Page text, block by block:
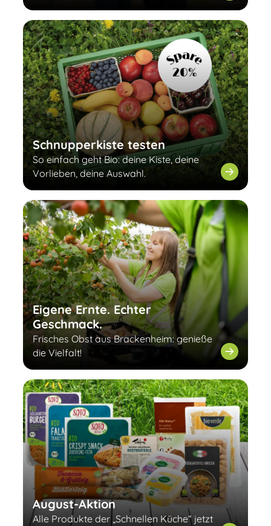
Schnupperkiste testen
So einfach geht Bio: deine Kiste, deine
Vorlieben, deine Auswahl.
Eigene Ernte. Echter
Geschmack.
Frisches Obst aus Brackenheim: genieße
die Vielfalt!
August-Aktion
Alle Produkte der „Schnellen Küche“ jetzt